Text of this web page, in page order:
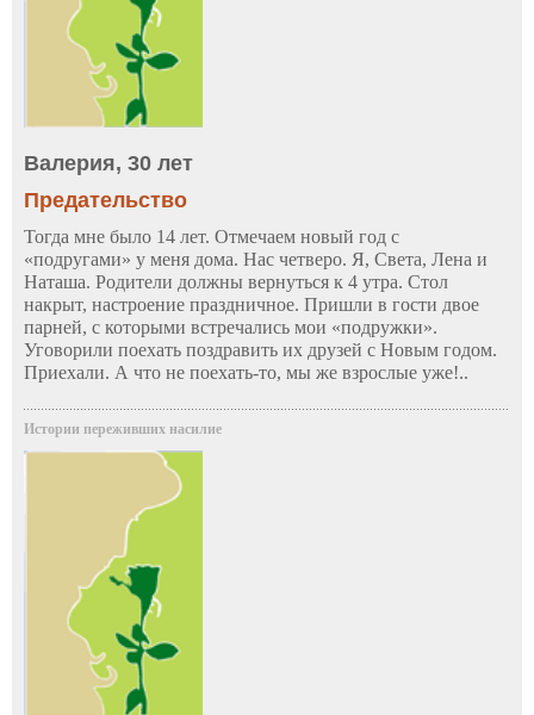
Валерия, 30 лет
Предательство
Тогда мне было 14 лет. Отмечаем новый год с
«подругами» у меня дома. Нас четверо. Я, Света, Лена и
Наташа. Родители должны вернуться к 4 утра. Стол
накрыт, настроение праздничное. Пришли в гости двое
парней, с которыми встречались мои «подружки».
Уговорили поехать поздравить их друзей с Новым годом.
Приехали. А что не поехать-то, мы же взрослые уже!..
Истории переживших насилие